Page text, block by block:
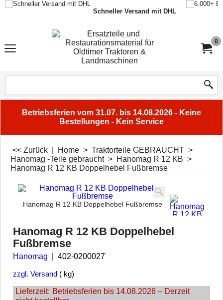
Schneller Versand mit DHL
0
Betriebsferien vom 31.07. bis 14.08.2026 - Keine
Bestellungen - Kein Service
<< Zurück Home > Traktorteile GEBRAUCHT >
Hanomag -Teile gebraucht> Hanomag R 12 KB >
Hanomag R 12 KB Doppelhebel Fußbremse
Hanomag R 12 KB Doppelhebel Fußbremse
Hanomag R 12 KB Doppelhebel
Fußbremse
Hanomag 402-0200027
zzgl. Versand kg
Lieferzeit: Betriebsferien bis 14.08.2026 – Derzeit